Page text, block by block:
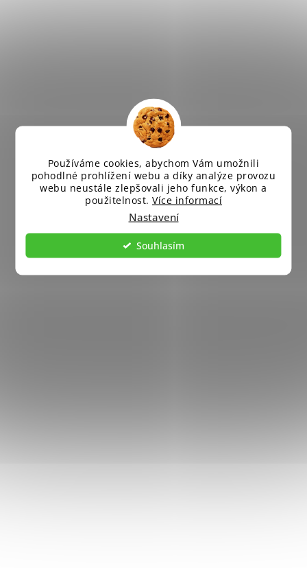
Používáme cookies, abychom Vám umožnili
pohodlné prohlížení webu a díky analýze provozu
webu neustále zlepšovali jeho funkce, výkon a
použitelnost. Více informací
Nastavení
Souhlasím